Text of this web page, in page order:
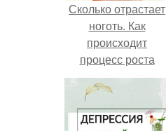
Сколько отрастает
ноготь. Как
происходит
процесс роста
ногтей